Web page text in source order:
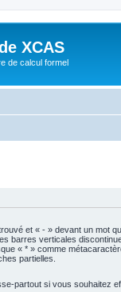
XCAS
de calcul formel
et « - » devant un mot
barres verticales
« * » comme
partielles.
partout si vous souhaitez